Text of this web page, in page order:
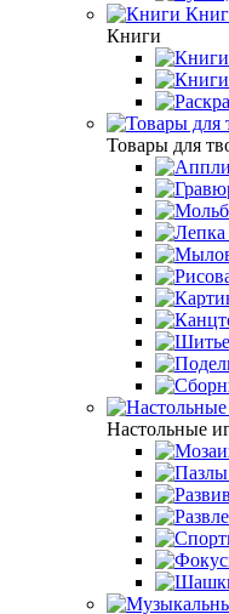
Книги
Товары для
Настольные